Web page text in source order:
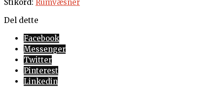
Stikord: Rumvæsner
Del dette
Facebook
Messenger
Twitter
Pinterest
Linkedin